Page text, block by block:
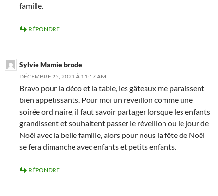
famille.
RÉPONDRE
Sylvie Mamie brode
DÉCEMBRE 25, 2021 À 11:17 AM
Bravo pour la déco et la table, les gâteaux me paraissent
bien appétissants. Pour moi un réveillon comme une
soirée ordinaire, il faut savoir partager lorsque les enfants
grandissent et souhaitent passer le réveillon ou le jour de
Noël avec la belle famille, alors pour nous la fête de Noël
se fera dimanche avec enfants et petits enfants.
RÉPONDRE